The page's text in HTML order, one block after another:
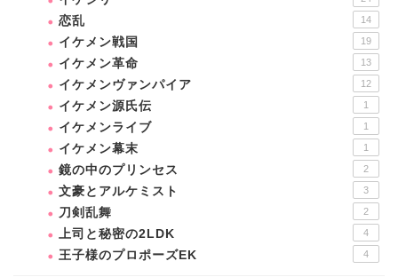
恋乱 14
イケメン戦国 19
イケメン革命 13
イケメンヴァンパイア 12
イケメン源氏伝 1
イケメンライブ 1
イケメン幕末 1
鏡の中のプリンセス 2
文豪とアルケミスト 3
刀剣乱舞 2
上司と秘密の2LDK 4
王子様のプロポーズEK 4